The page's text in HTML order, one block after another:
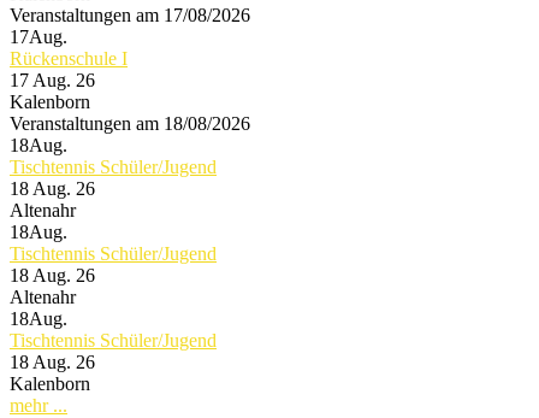
Veranstaltungen am 17/08/2026
17Aug.
Rückenschule I
17 Aug. 26
Kalenborn
Veranstaltungen am 18/08/2026
18Aug.
Tischtennis Schüler/Jugend
18 Aug. 26
Altenahr
18Aug.
Tischtennis Schüler/Jugend
18 Aug. 26
Altenahr
18Aug.
Tischtennis Schüler/Jugend
18 Aug. 26
Kalenborn
mehr ...